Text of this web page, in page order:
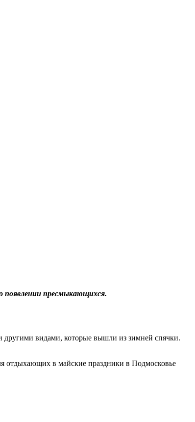
появлении пресмыкающихся.
другими видами, которые вышли из зимней спячки.
отдыхающих в майские праздники в Подмосковье